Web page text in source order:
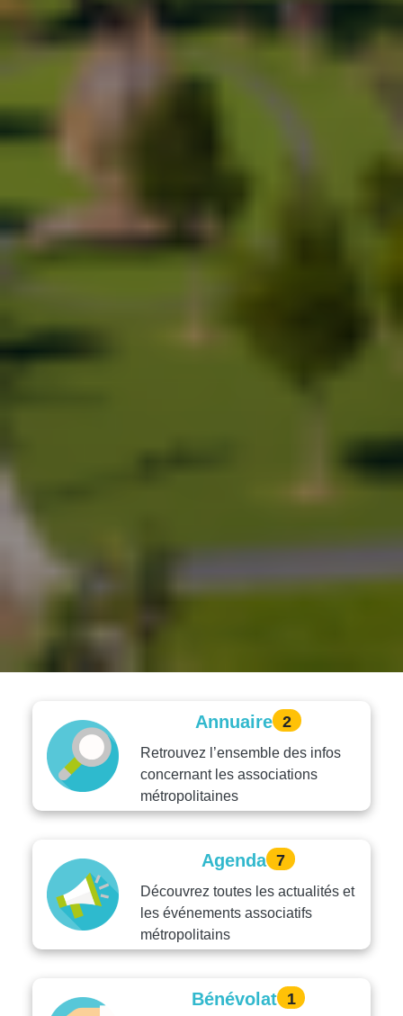
Annuaire 2
Retrouvez l’ensemble des infos
concernant les associations
métropolitaines
Agenda 7
Découvrez toutes les actualités et
les événements associatifs
métropolitains
Bénévolat 1